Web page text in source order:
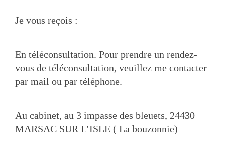
Je vous reçois :
En téléconsultation. Pour prendre un rendez-
vous de téléconsultation, veuillez me contacter
par mail ou par téléphone.
Au cabinet, au 3 impasse des bleuets, 24430
MARSAC SUR L’ISLE ( La bouzonnie)